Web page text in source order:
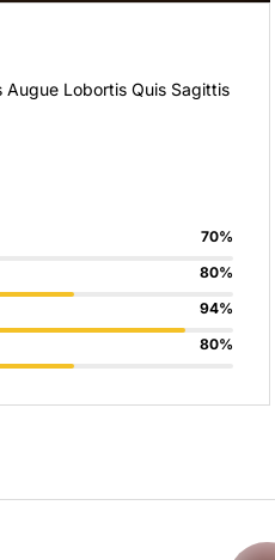
Augue Lobortis Quis Sagittis
70%
80%
94%
80%